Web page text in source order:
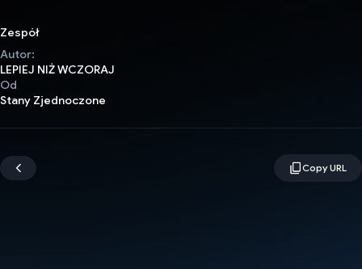
Zespół
Autor:
LEPIEJ NIŻ WCZORAJ
Od
Stany Zjednoczone